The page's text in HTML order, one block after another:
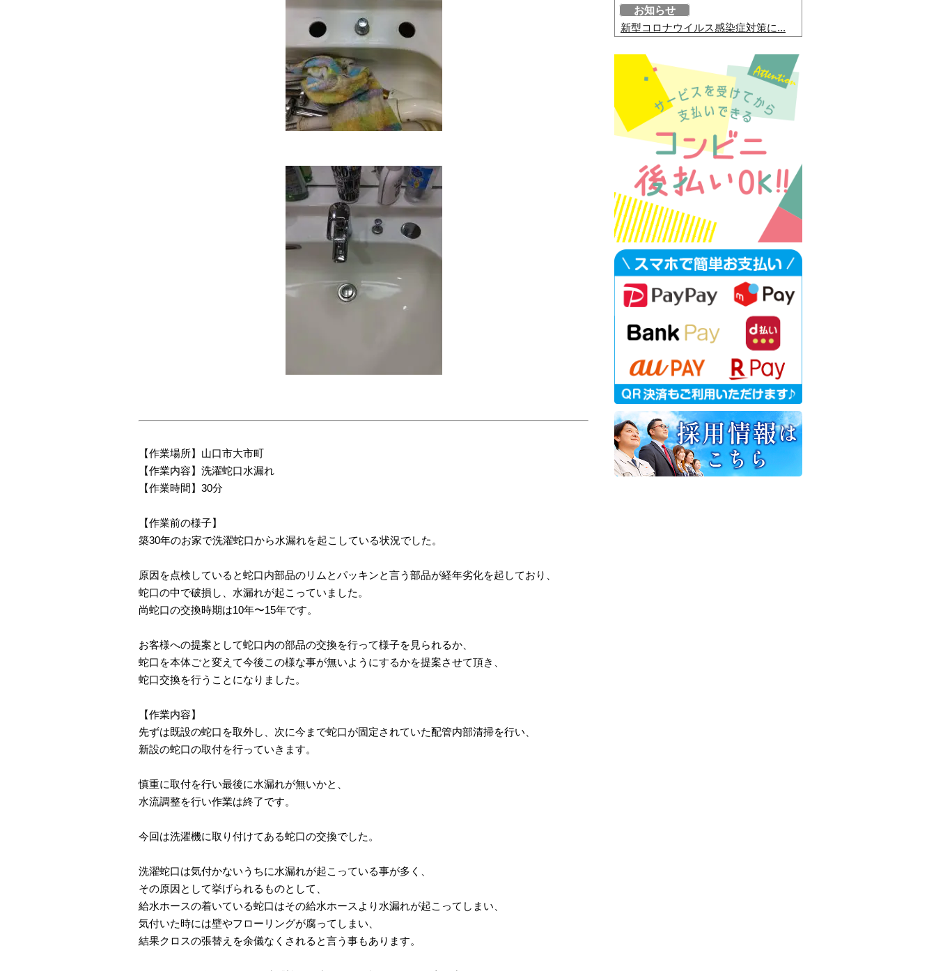
【作業場所】山口市大市町
【作業内容】洗濯蛇口水漏れ
【作業時間】30分
【作業前の様子】
築30年のお家で洗濯蛇口から水漏れを起こしている状況でした。
原因を点検していると蛇口内部品のリムとパッキンと言う部品が経年劣化を起しており、
蛇口の中で破損し、水漏れが起こっていました。
尚蛇口の交換時期は10年〜15年です。
お客様への提案として蛇口内の部品の交換を行って様子を見られるか、
蛇口を本体ごと変えて今後この様な事が無いようにするかを提案させて頂き、
蛇口交換を行うことになりました。
【作業内容】
先ずは既設の蛇口を取外し、次に今まで蛇口が固定されていた配管内部清掃を行い、
新設の蛇口の取付を行っていきます。
慎重に取付を行い最後に水漏れが無いかと、
水流調整を行い作業は終了です。
今回は洗濯機に取り付けてある蛇口の交換でした。
洗濯蛇口は気付かないうちに水漏れが起こっている事が多く、
その原因として挙げられるものとして、
給水ホースの着いている蛇口はその給水ホースより水漏れが起こってしまい、
気付いた時には壁やフローリングが腐ってしまい、
結果クロスの張替えを余儀なくされると言う事もあります。
お知らせ
新型コロナウイルス感染症対策に...